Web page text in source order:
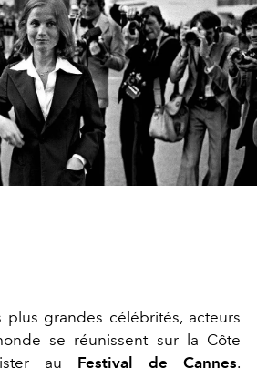
plus grandes célébrités, acteurs
se réunissent sur la Côte
au Festival de Cannes.